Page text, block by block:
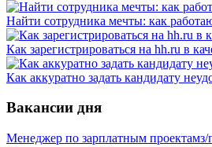
Найти сотрудника мечты: как
Как зарегистрироваться на hh.ru в
Как аккуратно задать кандидату
Вакансии дня
Менеджер по зарплатным проектамз/